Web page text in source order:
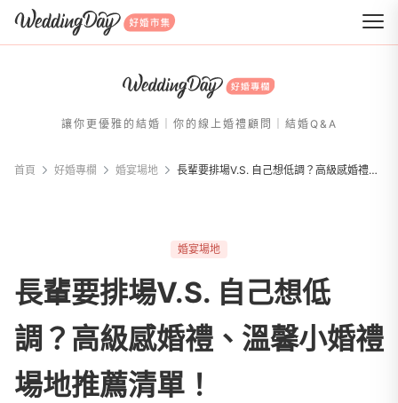
WeddingDay 好婚市集
讓你更優雅的結婚｜你的線上婚禮顧問｜結婚Q&A
首頁 好婚專欄 婚宴場地 長輩要排場V.S. 自己想低調？高級感婚禮、溫馨小婚禮場地推薦清單！
婚宴場地
長輩要排場V.S. 自己想低
調？高級感婚禮、溫馨小婚禮
場地推薦清單！